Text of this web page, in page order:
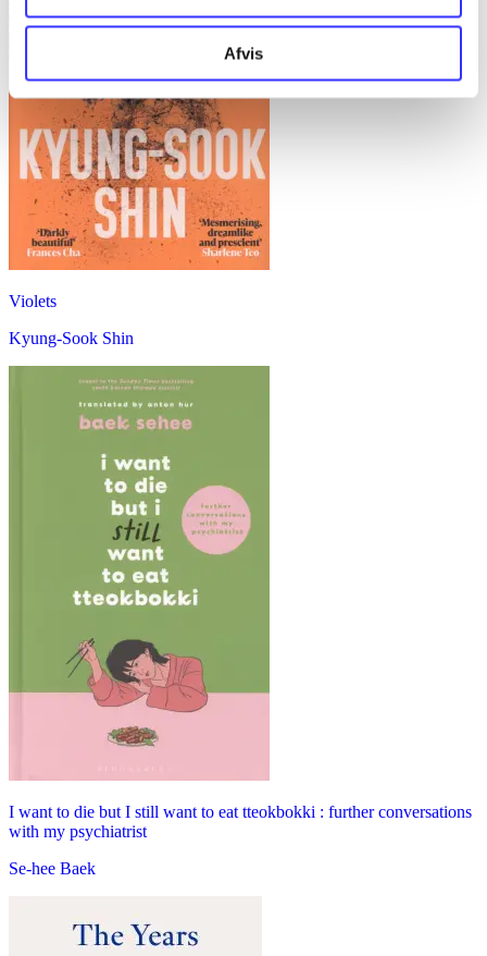
Afvis
Violets
Kyung-Sook Shin
I want to die but I still want to eat tteokbokki : further conversations
with my psychiatrist
Se-hee Baek